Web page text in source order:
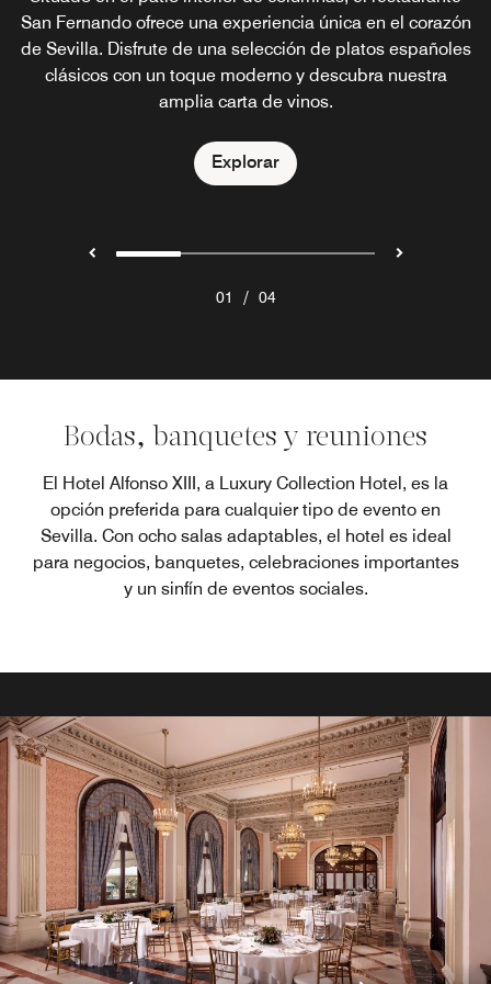
San Fernando ofrece una experiencia única en el corazón
de Sevilla. Disfrute de una selección de platos españoles
clásicos con un toque moderno y descubra nuestra
amplia carta de vinos.
Explorar
cócteles exclusivos y clásicos en Ena Sevilla. Nuestro
restaurante con terraza al aire libre ofrece una
experiencia gastronómica social con excepcionales
vistas del centro de la ciudad.
Explorar
menú de comida ligera, exquisitos refrigerios y refrescos.
El restaurante de la piscina es exclusivo para los
huéspedes del hotel. El bar de la piscina está abierto de
11h a 19h.
Explorar
01 / 04
Bodas, banquetes y reuniones
El Hotel Alfonso XIII, a Luxury Collection Hotel, es la
opción preferida para cualquier tipo de evento en
Sevilla. Con ocho salas adaptables, el hotel es ideal
para negocios, banquetes, celebraciones importantes
y un sinfín de eventos sociales.